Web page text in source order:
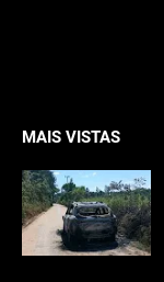
MAIS VISTAS